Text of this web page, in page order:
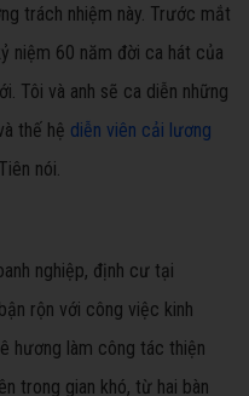
trách nhiệm này. Trước mắt
niệm 60 năm đời ca hát của
Tôi và anh sẽ ca diễn những
thế hệ diễn viên cải lương
nói.
nghiệp, định cư tại
rộn với công việc kinh
hương làm công tác thiện
trong gian khó, từ hai bàn